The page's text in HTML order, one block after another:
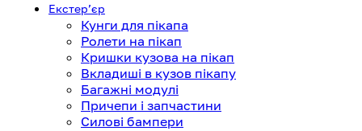
Екстерʼєр
Кунги для пікапа
Ролети на пікап
Кришки кузова на пікап
Вкладиші в кузов пікапу
Багажні модулі
Причепи і запчастини
Силові бампери